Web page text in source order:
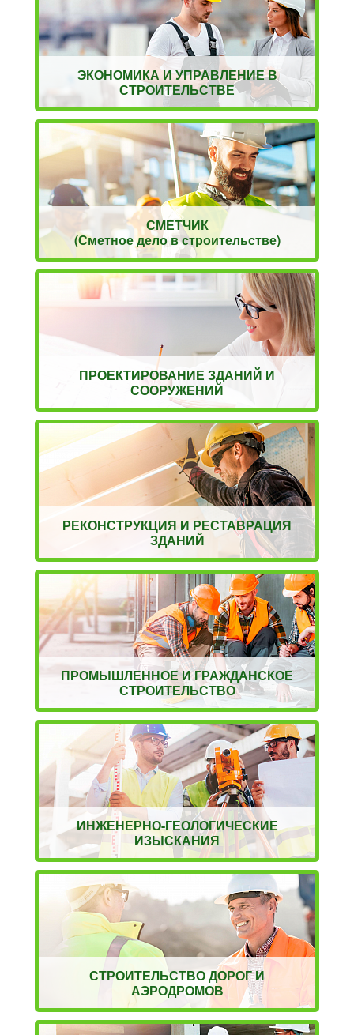
ЭКОНОМИКА И УПРАВЛЕНИЕ В
СТРОИТЕЛЬСТВЕ
СМЕТЧИК
(Сметное дело в строительстве)
ПРОЕКТИРОВАНИЕ ЗДАНИЙ И
СООРУЖЕНИЙ
РЕКОНСТРУКЦИЯ И РЕСТАВРАЦИЯ
ЗДАНИЙ
ПРОМЫШЛЕННОЕ И ГРАЖДАНСКОЕ
СТРОИТЕЛЬСТВО
ИНЖЕНЕРНО-ГЕОЛОГИЧЕСКИЕ
ИЗЫСКАНИЯ
СТРОИТЕЛЬСТВО ДОРОГ И
АЭРОДРОМОВ